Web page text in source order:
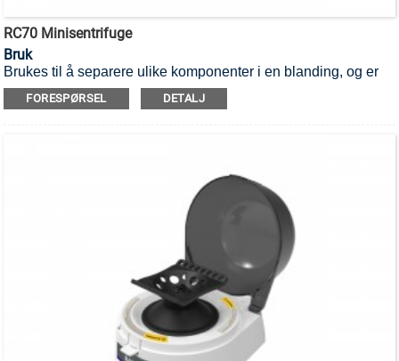
RC70 Minisentrifuge
Bruk
Brukes til å separere ulike komponenter i en blanding, og er
egnet for mikrorør og PCR-rør.
FORESPØRSEL DETALJ